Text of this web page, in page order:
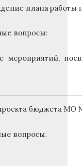
плана работы
вопросы:
бюджета МО
вопросы.